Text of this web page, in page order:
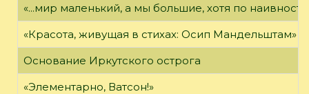
«...мир маленький, а мы большие, хотя по
«Красота, живущая в стихах: Осип Мандельштам»
Основание Иркутского острога
«Элементарно, Ватсон!»